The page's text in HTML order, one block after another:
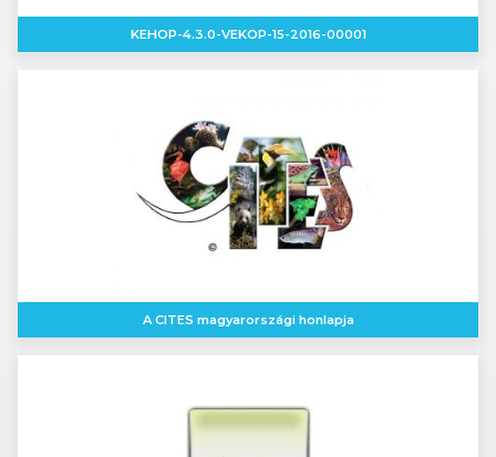
KEHOP-4.3.0-VEKOP-15-2016-00001
A CITES magyarországi honlapja